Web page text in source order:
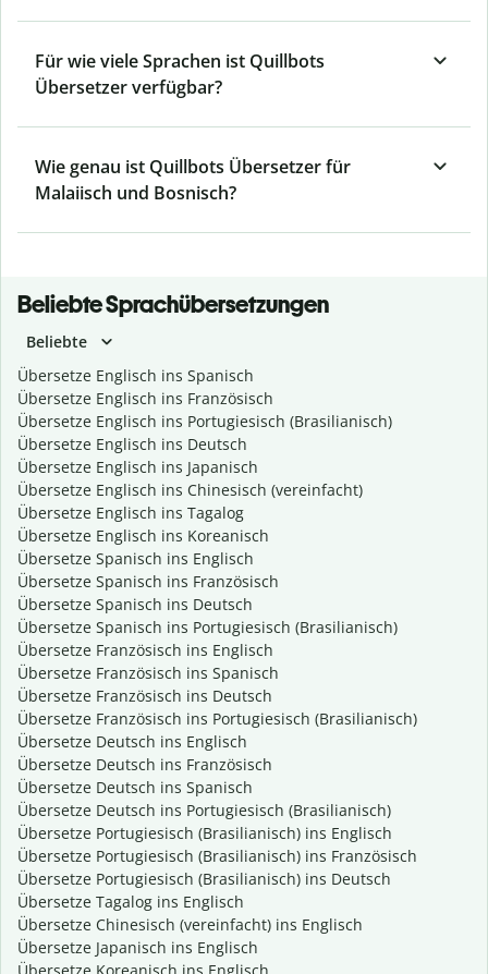
Für wie viele Sprachen ist Quillbots
Übersetzer verfügbar?
Wie genau ist Quillbots Übersetzer für
Malaiisch und Bosnisch?
Beliebte Sprachübersetzungen
Beliebte
Übersetze Englisch ins Spanisch
Übersetze Englisch ins Französisch
Übersetze Englisch ins Portugiesisch (Brasilianisch)
Übersetze Englisch ins Deutsch
Übersetze Englisch ins Japanisch
Übersetze Englisch ins Chinesisch (vereinfacht)
Übersetze Englisch ins Tagalog
Übersetze Englisch ins Koreanisch
Übersetze Spanisch ins Englisch
Übersetze Spanisch ins Französisch
Übersetze Spanisch ins Deutsch
Übersetze Spanisch ins Portugiesisch (Brasilianisch)
Übersetze Französisch ins Englisch
Übersetze Französisch ins Spanisch
Übersetze Französisch ins Deutsch
Übersetze Französisch ins Portugiesisch (Brasilianisch)
Übersetze Deutsch ins Englisch
Übersetze Deutsch ins Französisch
Übersetze Deutsch ins Spanisch
Übersetze Deutsch ins Portugiesisch (Brasilianisch)
Übersetze Portugiesisch (Brasilianisch) ins Englisch
Übersetze Portugiesisch (Brasilianisch) ins Französisch
Übersetze Portugiesisch (Brasilianisch) ins Deutsch
Übersetze Tagalog ins Englisch
Übersetze Chinesisch (vereinfacht) ins Englisch
Übersetze Japanisch ins Englisch